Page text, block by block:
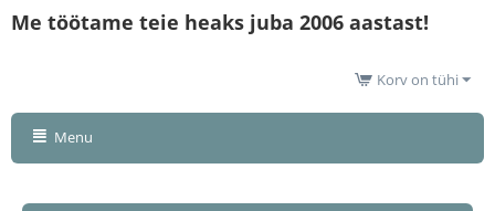
Me töötame teie heaks juba 2006 aastast!
Korv on tühi
Menu